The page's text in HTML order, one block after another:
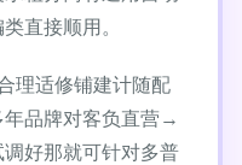
直接顺用。
理适修铺建计随配
年品牌对客负直营→
好那就可针对多普